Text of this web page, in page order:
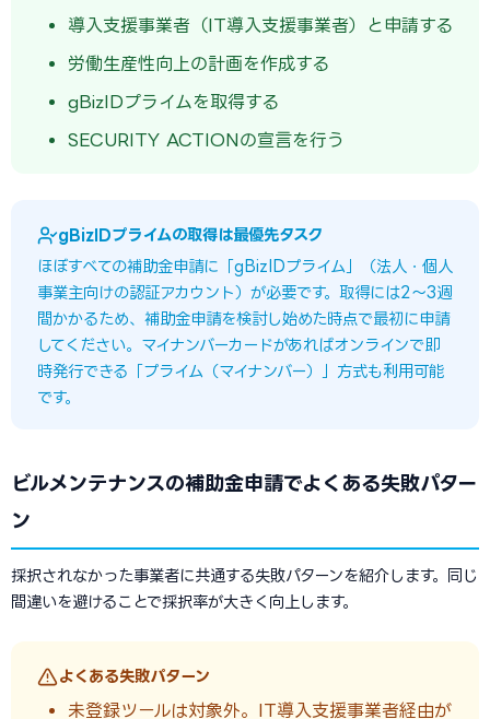
導入支援事業者（IT導入支援事業者）と申請する
労働生産性向上の計画を作成する
gBizIDプライムを取得する
SECURITY ACTIONの宣言を行う
gBizIDプライムの取得は最優先タスク
ほぼすべての補助金申請に「gBizIDプライム」（法人・個人
事業主向けの認証アカウント）が必要です。取得には2〜3週
間かかるため、補助金申請を検討し始めた時点で最初に申請
してください。マイナンバーカードがあればオンラインで即
時発行できる「プライム（マイナンバー）」方式も利用可能
です。
ビルメンテナンスの補助金申請でよくある失敗パター
ン
採択されなかった事業者に共通する失敗パターンを紹介します。同じ
間違いを避けることで採択率が大きく向上します。
よくある失敗パターン
未登録ツールは対象外。IT導入支援事業者経由が